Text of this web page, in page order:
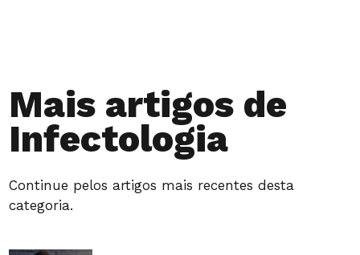
Mais artigos de
Infectologia
Continue pelos artigos mais recentes desta
categoria.